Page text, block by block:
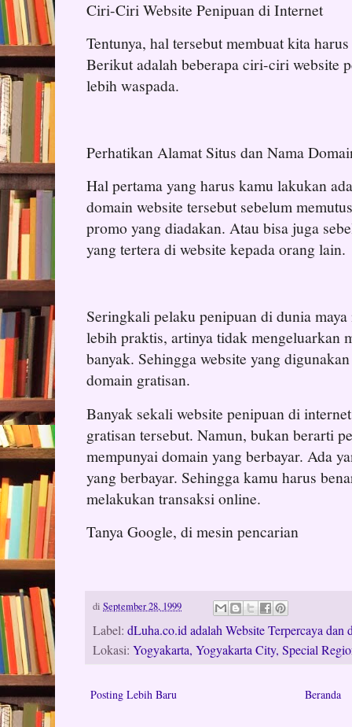
Ciri-Ciri Website Penipuan di Internet
Tentunya, hal tersebut membuat kita
Berikut adalah beberapa ciri-ciri website
lebih waspada.
Perhatikan Alamat Situs dan Nama
Hal pertama yang harus kamu lakukan
domain website tersebut sebelum
promo yang diadakan. Atau bisa juga
yang tertera di website kepada orang lain.
Seringkali pelaku penipuan di dunia
lebih praktis, artinya tidak mengeluarkan
banyak. Sehingga website yang
domain gratisan.
Banyak sekali website penipuan di
gratisan tersebut. Namun, bukan berarti
mempunyai domain yang berbayar. Ada
yang berbayar. Sehingga kamu harus
melakukan transaksi online.
Tanya Google, di mesin pencarian
di September 28, 1999
Label: dLuha.co.id adalah Website Terpercaya dan
Lokasi: Yogyakarta, Yogyakarta City, Special
Posting Lebih Baru Beranda